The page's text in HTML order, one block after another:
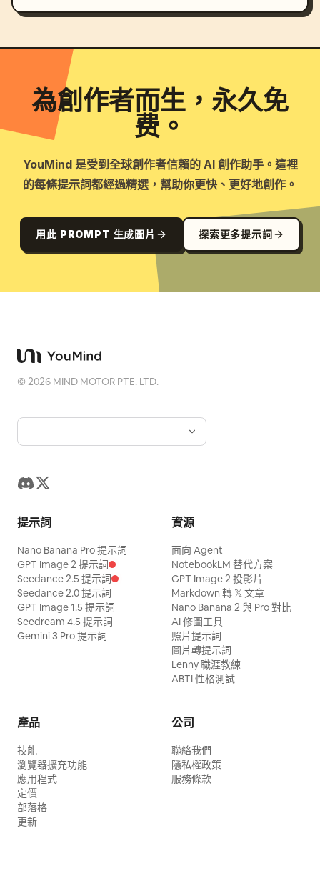
為創作者而生，永久免
费。
YouMind 是受到全球創作者信賴的 AI 創作助手。這裡
的每條提示詞都經過精選，幫助你更快、更好地創作。
用此 PROMPT 生成圖片 探索更多提示詞
©2026 MIND MOTOR PTE. LTD.
提示詞
Nano Banana Pro 提示詞
GPT Image 2 提示詞
Seedance 2.5 提示詞
Seedance 2.0 提示詞
GPT Image 1.5 提示詞
Seedream 4.5 提示詞
Gemini 3 Pro 提示詞
資源
面向 Agent
NotebookLM 替代方案
GPT Image 2 投影片
Markdown 轉 𝕏 文章
Nano Banana 2 與 Pro 對比
AI 修圖工具
照片提示詞
圖片轉提示詞
Lenny 職涯教練
ABTI 性格測試
產品
技能
瀏覽器擴充功能
應用程式
定價
部落格
更新
公司
聯絡我們
隱私權政策
服務條款